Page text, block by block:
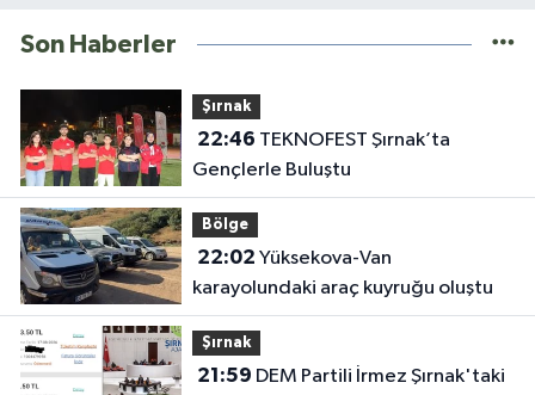
Son Haberler
Şırnak
22:46
Gençlerle Buluştu
Bölge
22:02
karayolundaki araç kuyruğu oluştu
Şırnak
21:59